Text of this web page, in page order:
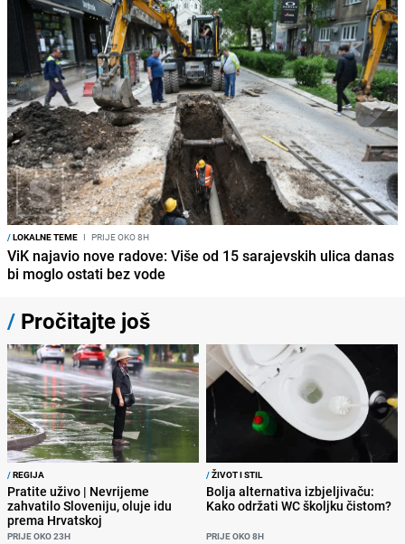
/LOKALNE TEME I PRIJE OKO 8H
ViK najavio nove radove: Više od 15 sarajevskih ulica danas
bi moglo ostati bez vode
/ Pročitajte još
/REGIJA
Pratite uživo | Nevrijeme
zahvatilo Sloveniju, oluje idu
prema Hrvatskoj
PRIJE OKO 23H
/ŽIVOT I STIL
Bolja alternativa izbjeljivaču:
Kako održati WC školjku čistom?
PRIJE OKO 8H